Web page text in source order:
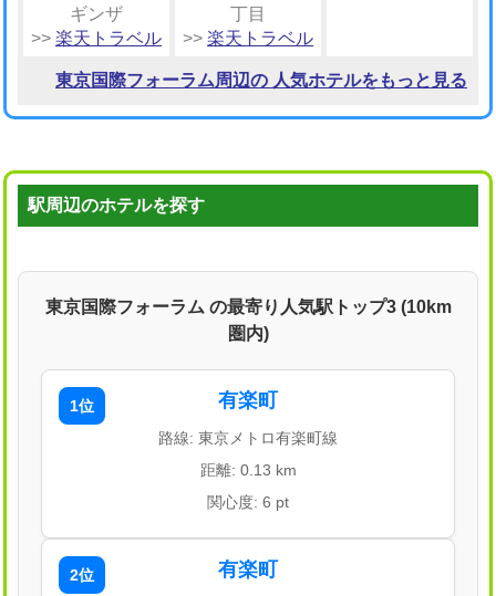
ギンザ
>> 楽天トラベル
丁目
>> 楽天トラベル
東京国際フォーラム周辺の 人気ホテルをもっと見る
駅周辺のホテルを探す
東京国際フォーラム の最寄り人気駅トップ3 (10km
圏内)
1位 有楽町
路線: 東京メトロ有楽町線
距離: 0.13 km
関心度: 6 pt
2位 有楽町